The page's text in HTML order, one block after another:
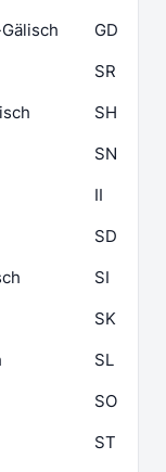
GD
SR
SH
SN
II
SD
SI
SK
SL
SO
ST